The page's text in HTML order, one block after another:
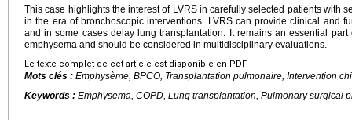
This case highlights the interest of LVRS in carefully selected patients with
in the era of bronchoscopic interventions. LVRS can provide clinical and
and in some cases delay lung transplantation. It remains an essential
emphysema and should be considered in multidisciplinary evaluations.
Le texte complet de cet article est disponible en PDF.
Mots clés : Emphysème, BPCO, Transplantation pulmonaire, Intervention
Keywords : Emphysema, COPD, Lung transplantation, Pulmonary surgical